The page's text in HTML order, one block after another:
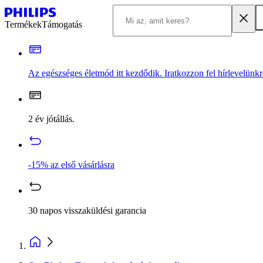
TermékekTámogatás
Az egészséges életmód itt kezdődik. Iratkozzon fel
2 év jótállás.
-15% az első vásárlásra
30 napos visszaküldési garancia